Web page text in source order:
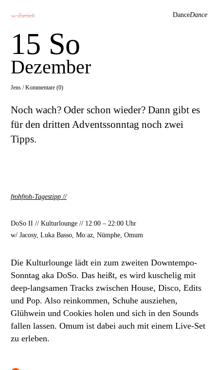
← Zurück DanceDance
15 So
Dezember
Jens /Kommentare (0)
Noch wach? Oder schon wieder? Dann gibt es
für den dritten Adventssonntag noch zwei
Tipps.
frohfroh-Tagestipp //
DoSo II // Kulturlounge // 12:00 – 22:00 Uhr
w/ Jacosy, Luka Basso, Mo:az, Nümphe, Omum
Die Kulturlounge lädt ein zum zweiten Downtempo-
Sonntag aka DoSo. Das heißt, es wird kuschelig mit
deep-langsamen Tracks zwischen House, Disco, Edits
und Pop. Also reinkommen, Schuhe ausziehen,
Glühwein und Cookies holen und sich in den Sounds
fallen lassen. Omum ist dabei auch mit einem Live-Set
zu erleben.